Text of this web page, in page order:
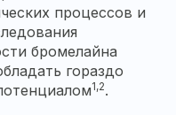
процессов и
бромелайна
гораздо
1,2.